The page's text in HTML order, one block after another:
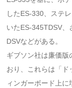
したES-330、ステ
いたES-345TDSV
DSVなどがある。
ギブソン社は廉価版
おり、これらは「ド
ィンガーボード上